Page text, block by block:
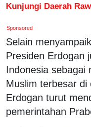
Kunjungi Daerah
Sponsored
Selain
Presiden Erdogan
Indonesia sebagai
Muslim terbesar di
Erdogan turut
pemerintahan